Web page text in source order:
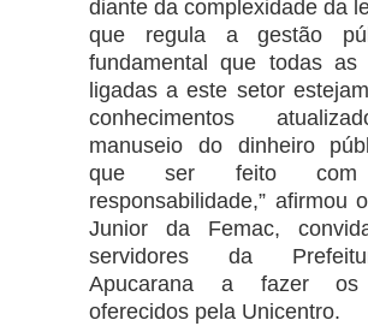
diante da complexidade da
que regula a gestão
fundamental que todas as
ligadas a este setor
conhecimentos
manuseio do dinheiro
que ser feito com
responsabilidade,” afirmou
Junior da Femac,
servidores da
Apucarana a fazer os
oferecidos pela Unicentro.